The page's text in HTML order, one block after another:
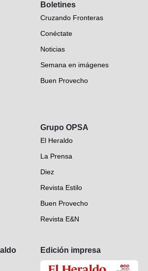
Boletines
Cruzando Fronteras
Conéctate
Noticias
Semana en imágenes
Buen Provecho
Grupo OPSA
El Heraldo
La Prensa
Diez
Revista Estilo
Buen Provecho
Revista E&N
Edición impresa